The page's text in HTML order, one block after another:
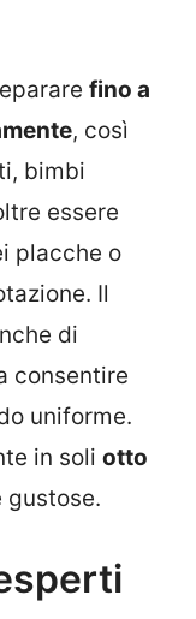
fino a
, così
bimbi
essere
placche o
Il
di
consentire
uniforme.
in soli otto
gustose.